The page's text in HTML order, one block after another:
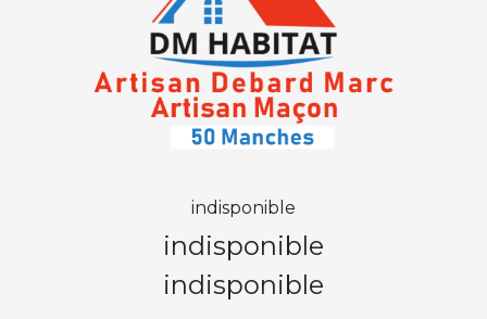
indisponible
indisponible
indisponible